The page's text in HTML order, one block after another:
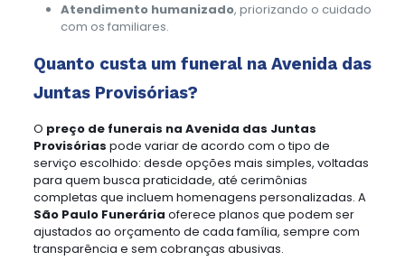
Atendimento humanizado, priorizando o cuidado
com os familiares.
Quanto custa um funeral na Avenida das
Juntas Provisórias?
O preço de funerais na Avenida das Juntas
Provisórias pode variar de acordo com o tipo de
serviço escolhido: desde opções mais simples, voltadas
para quem busca praticidade, até cerimônias
completas que incluem homenagens personalizadas. A
São Paulo Funerária oferece planos que podem ser
ajustados ao orçamento de cada família, sempre com
transparência e sem cobranças abusivas.